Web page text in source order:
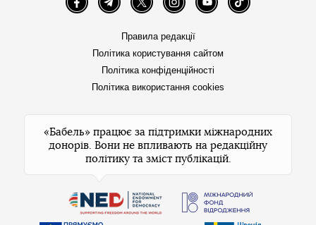
FacebookTelegramTwitter InstagramYouTube TikTok
Правила редакції
Політика користування сайтом
Політика конфіденційності
Політика використання cookies
«Бабель» працює за підтримки міжнародних
донорів. Вони не впливають на редакційну
політику та зміст публікацій.